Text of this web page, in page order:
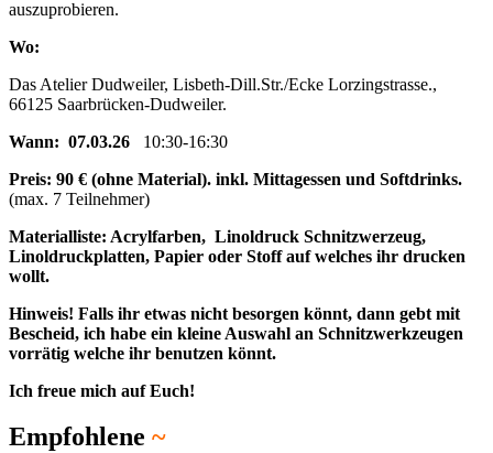
auszuprobieren.
Wo:
Das Atelier Dudweiler, Lisbeth-Dill.Str./Ecke Lorzingstrasse.,
66125 Saarbrücken-Dudweiler.
Wann: 07.03.26 10:30-16:30
Preis: 90 € (ohne Material). inkl. Mittagessen und Softdrinks.
(max. 7 Teilnehmer)
Materialliste: Acrylfarben, Linoldruck Schnitzwerzeug,
Linoldruckplatten, Papier oder Stoff auf welches ihr drucken
wollt.
Hinweis! Falls ihr etwas nicht besorgen könnt, dann gebt mit
Bescheid, ich habe ein kleine Auswahl an Schnitzwerkzeugen
vorrätig welche ihr benutzen könnt.
Ich freue mich auf Euch!
Empfohlene ~